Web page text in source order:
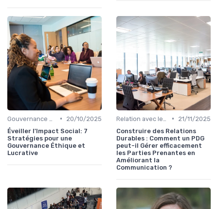
•
20/10/2025
Éveiller l'Impact Social: 7
Stratégies pour une
Gouvernance Éthique et
Lucrative
•
21/11/2025
Construire des Relations
Durables : Comment un PDG
peut-il Gérer efficacement
les Parties Prenantes en
Améliorant la
Communication ?